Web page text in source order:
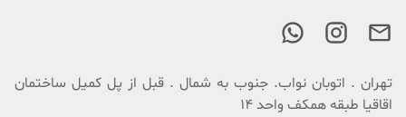
تهران . اتوبان نواب. جنوب به شمال . قبل از پل کمیل ساختمان
اقاقیا طبقه همکف واحد 14